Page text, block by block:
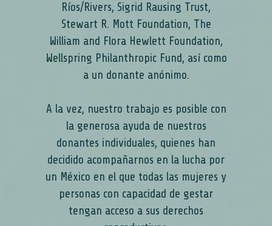
Ríos/Rivers, Sigrid Rausing Trust,
Stewart R. Mott Foundation, The
William and Flora Hewlett Foundation,
Wellspring Philanthropic Fund, así como
a un donante anónimo.
A la vez, nuestro trabajo es posible con
la generosa ayuda de nuestros
donantes individuales, quienes han
decidido acompañarnos en la lucha por
un México en el que todas las mujeres y
personas con capacidad de gestar
tengan acceso a sus derechos